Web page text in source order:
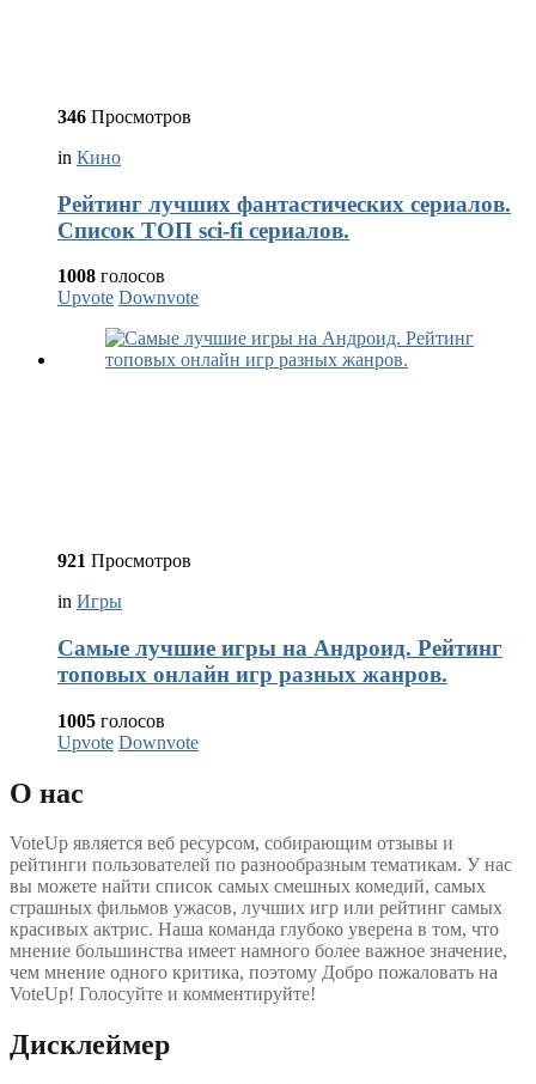
346 Просмотров
in Кино
Рейтинг лучших фантастических сериалов.
Список ТОП sci-fi сериалов.
1008 голосов
Upvote Downvote
921 Просмотров
in Игры
Самые лучшие игры на Андроид. Рейтинг
топовых онлайн игр разных жанров.
1005 голосов
Upvote Downvote
О нас
VoteUp является веб ресурсом, собирающим отзывы и
рейтинги пользователей по разнообразным тематикам. У нас
вы можете найти список самых смешных комедий, самых
страшных фильмов ужасов, лучших игр или рейтинг самых
красивых актрис. Наша команда глубоко уверена в том, что
мнение большинства имеет намного более важное значение,
чем мнение одного критика, поэтому Добро пожаловать на
VoteUp! Голосуйте и комментируйте!
Дисклеймер